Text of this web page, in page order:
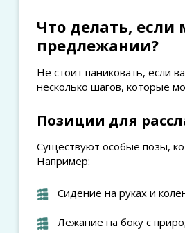
Что делать,
предлежании?
Не стоит паниковать, если
несколько шагов, которые
Позиции для
Существуют особые позы,
Например:
Сидение на руках и
Лежание на боку с